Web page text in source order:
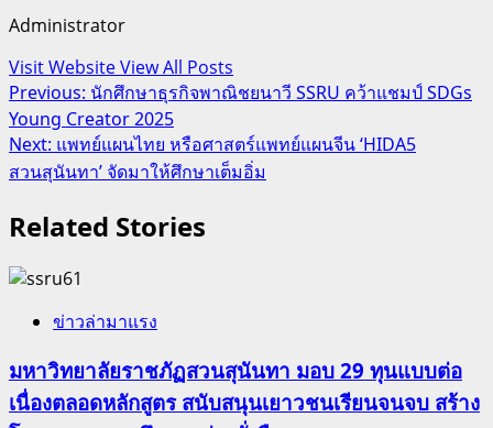
Administrator
Visit WebsiteView All Posts
Post
navigation
Previous: นักศึกษาธุรกิจพาณิชยนาวี SSRU คว้าแชมป์ SDGs
Young Creator 2025
Next: แพทย์แผนไทย หรือศาสตร์แพทย์แผนจีน ‘HIDA5
สวนสุนันทา’ จัดมาให้ศึกษาเต็มอิ่ม
Related Stories
ข่าวล่ามาแรง
มหาวิทยาลัยราชภัฏสวนสุนันทา มอบ 29 ทุนแบบต่อ
เนื่องตลอดหลักสูตร สนับสนุนเยาวชนเรียนจนจบ สร้าง